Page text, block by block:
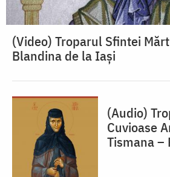
(Video) Troparul Sfintei
Blandina de la Iași
(Audio)
Cuvioase
Tismana –